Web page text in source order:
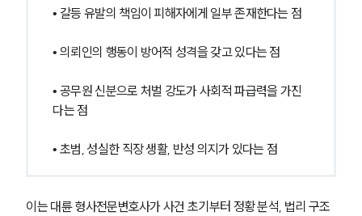
• 갈등 유발의 책임이 피해자에게 일부 존재한다는 점
• 의뢰인의 행동이 방어적 성격을 갖고 있다는 점
• 공무원 신분으로 처벌 강도가 사회적 파급력을 가진
다는 점
• 초범, 성실한 직장 생활, 반성 의지가 있다는 점
이는 대륜 형사전문변호사가 사건 초기부터 정황 분석, 법리 구조